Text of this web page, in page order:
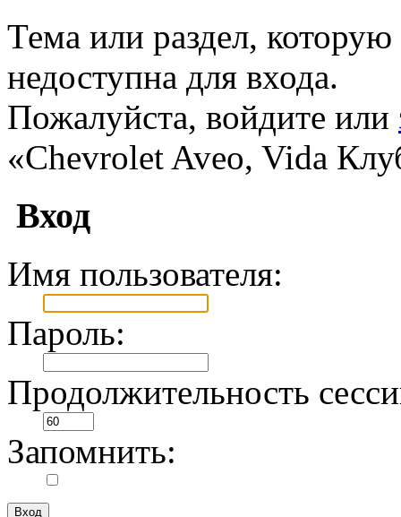
Тема или раздел,
недоступна для входа.
Пожалуйста, войдите или
«Chevrolet Aveo, Vida
Вход
Имя пользователя:
Пароль:
Продолжительность
Запомнить: